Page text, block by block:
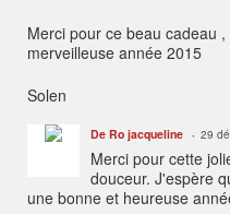
Merci pour ce beau cadeau
merveilleuse année 2015
Solen
De Ro jacqueline 29
Merci pour cette
douceur. J'espère
une bonne et heureuse